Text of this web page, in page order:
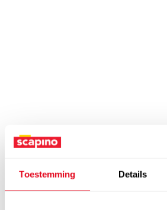
Toestemming Details